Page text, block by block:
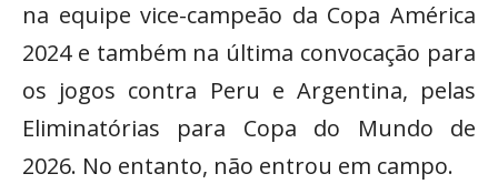
na equipe vice-campeão da Copa América
2024 e também na última convocação para
os jogos contra Peru e Argentina, pelas
Eliminatórias para Copa do Mundo de
2026. No entanto, não entrou em campo.